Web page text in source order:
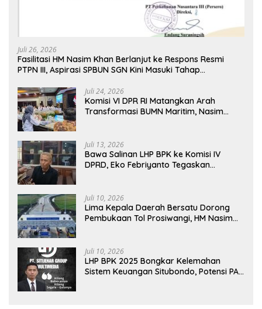
Juli 26, 2026
Fasilitasi HM Nasim Khan Berlanjut ke Respons Resmi
PTPN III, Aspirasi SPBUN SGN Kini Masuki Tahap
Juli 24, 2026
Komisi VI DPR RI Matangkan Arah
Transformasi BUMN Maritim, Nasim
Juli 13, 2026
Bawa Salinan LHP BPK ke Komisi IV
DPRD, Eko Febriyanto Tegaskan
Juli 10, 2026
Lima Kepala Daerah Bersatu Dorong
Pembukaan Tol Prosiwangi, HM Nasim
Juli 10, 2026
LHP BPK 2025 Bongkar Kelemahan
Sistem Keuangan Situbondo, Potensi PAD